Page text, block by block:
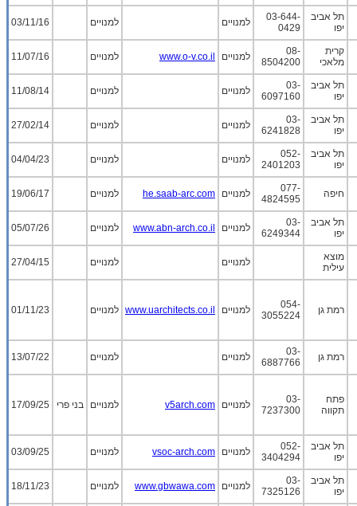
תל אביב
יפו
03-644-
0429
למנויים למנויים 03/11/16
קרית
מלאכי
08-
8504200
למנויים www.o-v.co.il למנויים 11/07/16
תל אביב
יפו
03-
6097160
למנויים למנויים 11/08/14
תל אביב
יפו
03-
6241828
למנויים למנויים 27/02/14
תל אביב
יפו
052-
2401203
למנויים למנויים 04/04/23
חיפה
077-
4824595
למנויים he.saab-arc.com למנויים 19/06/17
תל אביב
יפו
03-
6249344
למנויים www.abn-arch.co.il למנויים 05/07/26
מוצא
עילית
למנויים למנויים 27/04/15
רמת גן
054-
3055224
למנויים www.uarchitects.co.il למנויים 01/11/23
רמת גן
03-
6887766
למנויים למנויים 13/07/22
פתח
תקווה
03-
7237300
למנויים v5arch.com למנויים בני פרי 17/09/25
תל אביב
יפו
052-
3404294
למנויים vsoc-arch.com למנויים 03/09/25
תל אביב
יפו
03-
7325126
למנויים www.gbwawa.com למנויים 18/11/23